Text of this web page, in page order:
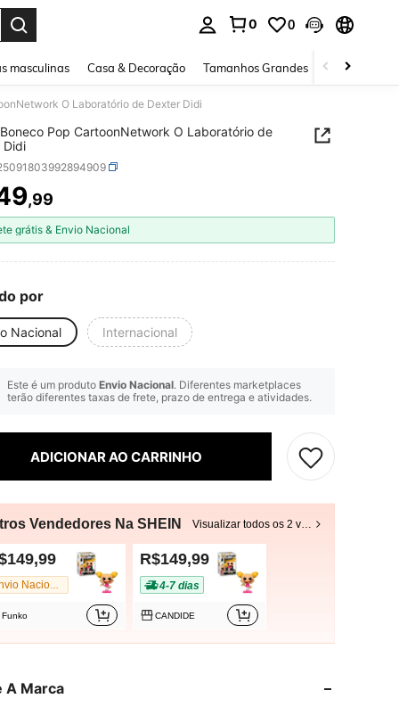
0 0
masculinas Casa & Decoração Tamanhos Grandes Joias e
O Laboratório de Dexter Didi
O Laboratório de
Didi
AND AVAILABILITY
,99
grátis & Envio Nacional
por
Nacional Internacional
Este é um produto Envio Nacional. Diferentes marketplaces
terão diferentes taxas de frete, prazo de entrega e atividades.
ADICIONAR AO CARRINHO
Vendedores Na SHEIN Visualizar todos os 2 vendedores
Funko
R$149,99
4-7 dias
CANDIDE
A Marca